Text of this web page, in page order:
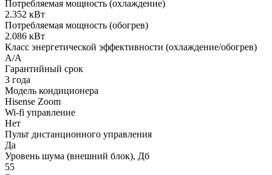
Потребляемая мощность (охлаждение)
2.352 кВт
Потребляемая мощность (обогрев)
2.086 кВт
Класс энергетической эффективности (охлаждение/обогрев)
A/A
Гарантийный срок
3 года
Модель кондиционера
Hisense Zoom
Wi-fi управление
Нет
Пульт дистанционного управления
Да
Уровень шума (внешний блок), Дб
55